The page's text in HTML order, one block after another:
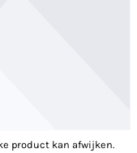
product kan afwijken.